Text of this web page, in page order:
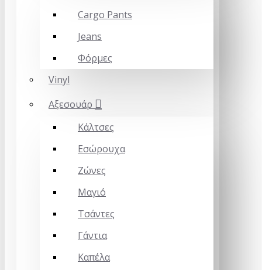
Cargo Pants
Jeans
Φόρμες
Vinyl
Αξεσουάρ
Κάλτσες
Εσώρουχα
Ζώνες
Μαγιό
Τσάντες
Γάντια
Καπέλα